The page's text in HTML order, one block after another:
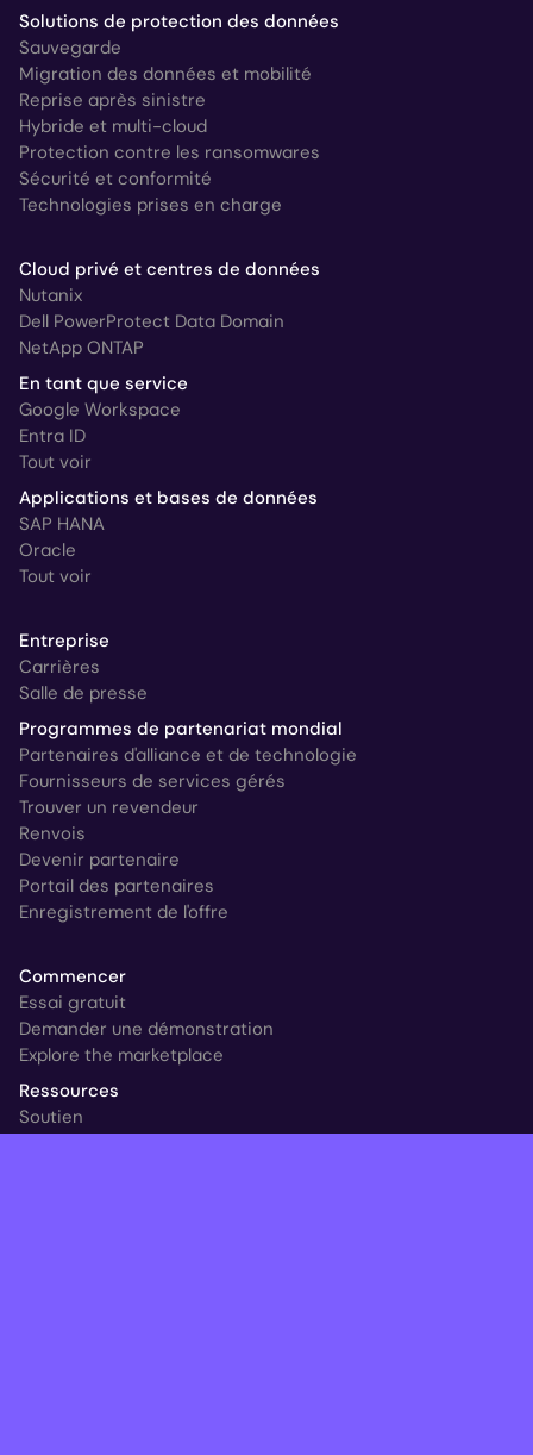
Solutions de protection des données
Sauvegarde
Migration des données et mobilité
Reprise après sinistre
Hybride et multi-cloud
Protection contre les ransomwares
Sécurité et conformité
Technologies prises en charge
Cloud privé et centres de données
Nutanix
Dell PowerProtect Data Domain
NetApp ONTAP
En tant que service
Google Workspace
Entra ID
Tout voir
Applications et bases de données
SAP HANA
Oracle
Tout voir
Entreprise
Carrières
Salle de presse
Programmes de partenariat mondial
Partenaires d'alliance et de technologie
Fournisseurs de services gérés
Trouver un revendeur
Renvois
Devenir partenaire
Portail des partenaires
Enregistrement de l'offre
Commencer
Essai gratuit
Demander une démonstration
Explore the marketplace
Ressources
Soutien